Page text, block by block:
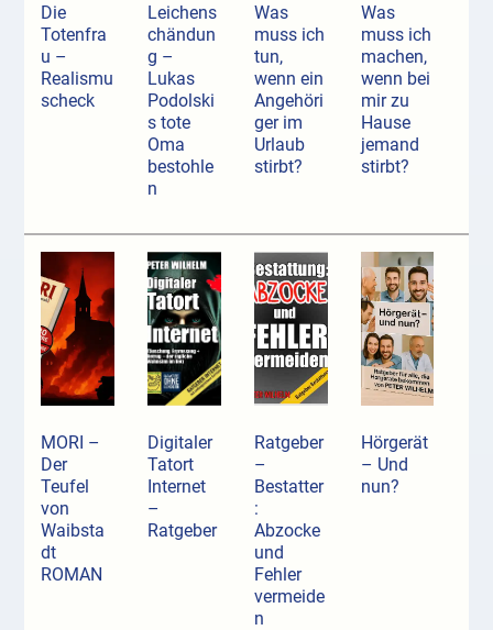
Die
Totenfra
u –
Realismu
scheck
Leichens
chändun
g –
Lukas
Podolski
s tote
Oma
bestohle
n
Was
muss ich
tun,
wenn ein
Angehöri
ger im
Urlaub
stirbt?
Was
muss ich
machen,
wenn bei
mir zu
Hause
jemand
stirbt?
MORI –
Der
Teufel
von
Waibsta
dt
ROMAN
Digitaler
Tatort
Internet
–
Ratgeber
Ratgeber
–
Bestatter
:
Abzocke
und
Fehler
vermeide
n
Hörgerät
– Und
nun?